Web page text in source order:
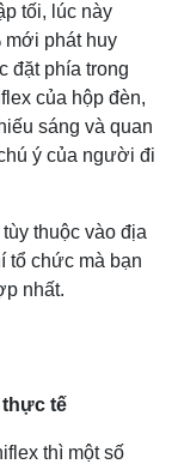
tối, lúc này
mới phát huy
đặt phía trong
của hộp đèn,
sáng và quan
ý của người đi
thuộc vào địa
tổ chức mà bạn
nhất.
thực tế
thì một số